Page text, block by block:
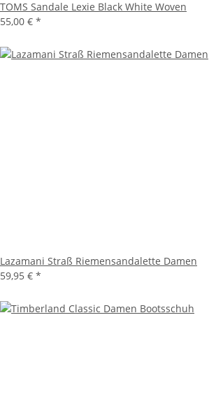
TOMS Sandale Lexie Black White Woven
55,00 € *
Lazamani Straß Riemensandalette Damen
59,95 € *